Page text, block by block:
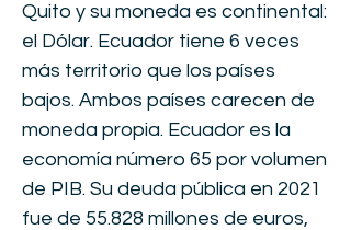
Quito y su moneda es continental:
el Dólar. Ecuador tiene 6 veces
más territorio que los países
bajos. Ambos países carecen de
moneda propia. Ecuador es la
economía número 65 por volumen
de PIB. Su deuda pública en 2021
fue de 55.828 millones de euros,